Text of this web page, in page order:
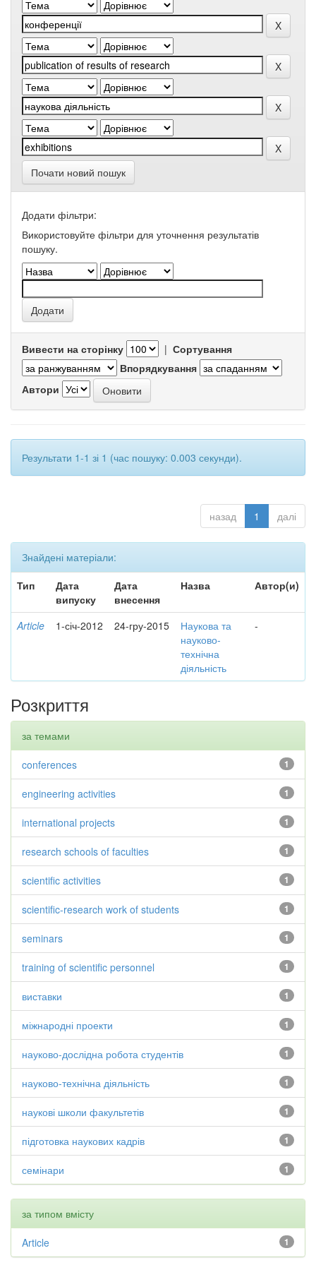
Почати новий пошук
Додати фільтри:
Використовуйте фільтри для уточнення результатів
пошуку.
Вивести на сторінку | Сортування
Впорядкування
Автори
Результати 1-1 зі 1 (час пошуку: 0.003 секунди).
назад 1 далі
Знайдені матеріали:
Тип
Дата
випуску
Дата
внесення
Назва Автор(и)
Article 1-січ-2012 24-гру-2015
Наукова та
науково-
технічна
діяльність
-
Розкриття
за темами
1
conferences
1
engineering activities
1
international projects
1
research schools of faculties
1
scientific activities
1
scientific-research work of students
1
seminars
1
training of scientific personnel
1
виставки
1
міжнародні проекти
1
науково-дослідна робота студентів
1
науково-технічна діяльність
1
наукові школи факультетів
1
підготовка наукових кадрів
1
семінари
за типом вмісту
1
Article